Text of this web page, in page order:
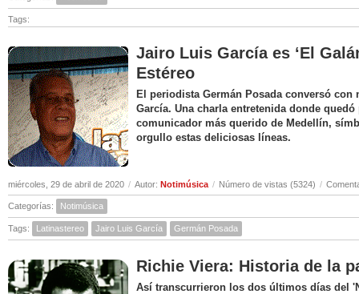
Tags:
Jairo Luis García es ‘El
Estéreo
El periodista Germán Posada conversó
García. Una charla entretenida donde
comunicador más querido de Medellín,
orgullo estas deliciosas líneas.
miércoles, 29 de abril de 2020 / Autor: Notimúsica / Número de vistas (5324) /
Categorías: Notimúsica
Tags: Latinastereo Jairo Luis García Germán Posada
Richie Viera: Historia de la
Así transcurrieron los dos últimos días del